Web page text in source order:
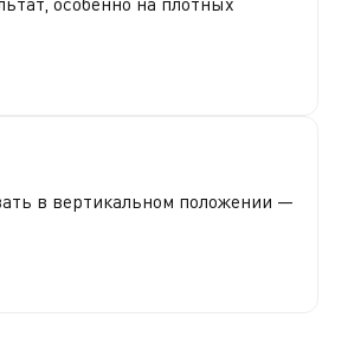
в вертикальном положении —